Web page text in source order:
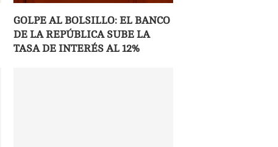
GOLPE AL BOLSILLO: EL BANCO
DE LA REPÚBLICA SUBE LA
TASA DE INTERÉS AL 12%